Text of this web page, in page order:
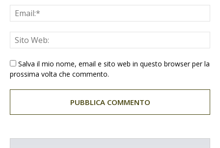
Salva il mio nome, email e sito web in questo browser per la
prossima volta che commento.